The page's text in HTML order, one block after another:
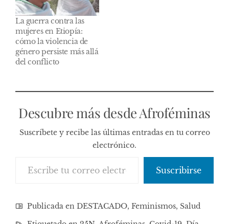
La guerra contra las
mujeres en Etiopía:
cómo la violencia de
género persiste más allá
del conflicto
Descubre más desde Afroféminas
Suscríbete y recibe las últimas entradas en tu correo
electrónico.
Suscribirse
Publicada en DESTACADO, Feminismos, Salud